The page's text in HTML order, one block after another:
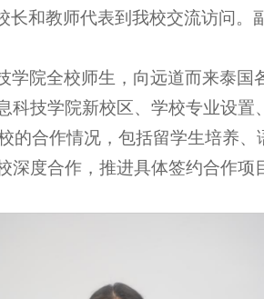
校长和教师代表到我校交流访问
学院全校师生，向远道而来泰国
科技学院新校区、学校专业设置
的合作情况，包括留学生培养
深度合作，推进具体签约合作项